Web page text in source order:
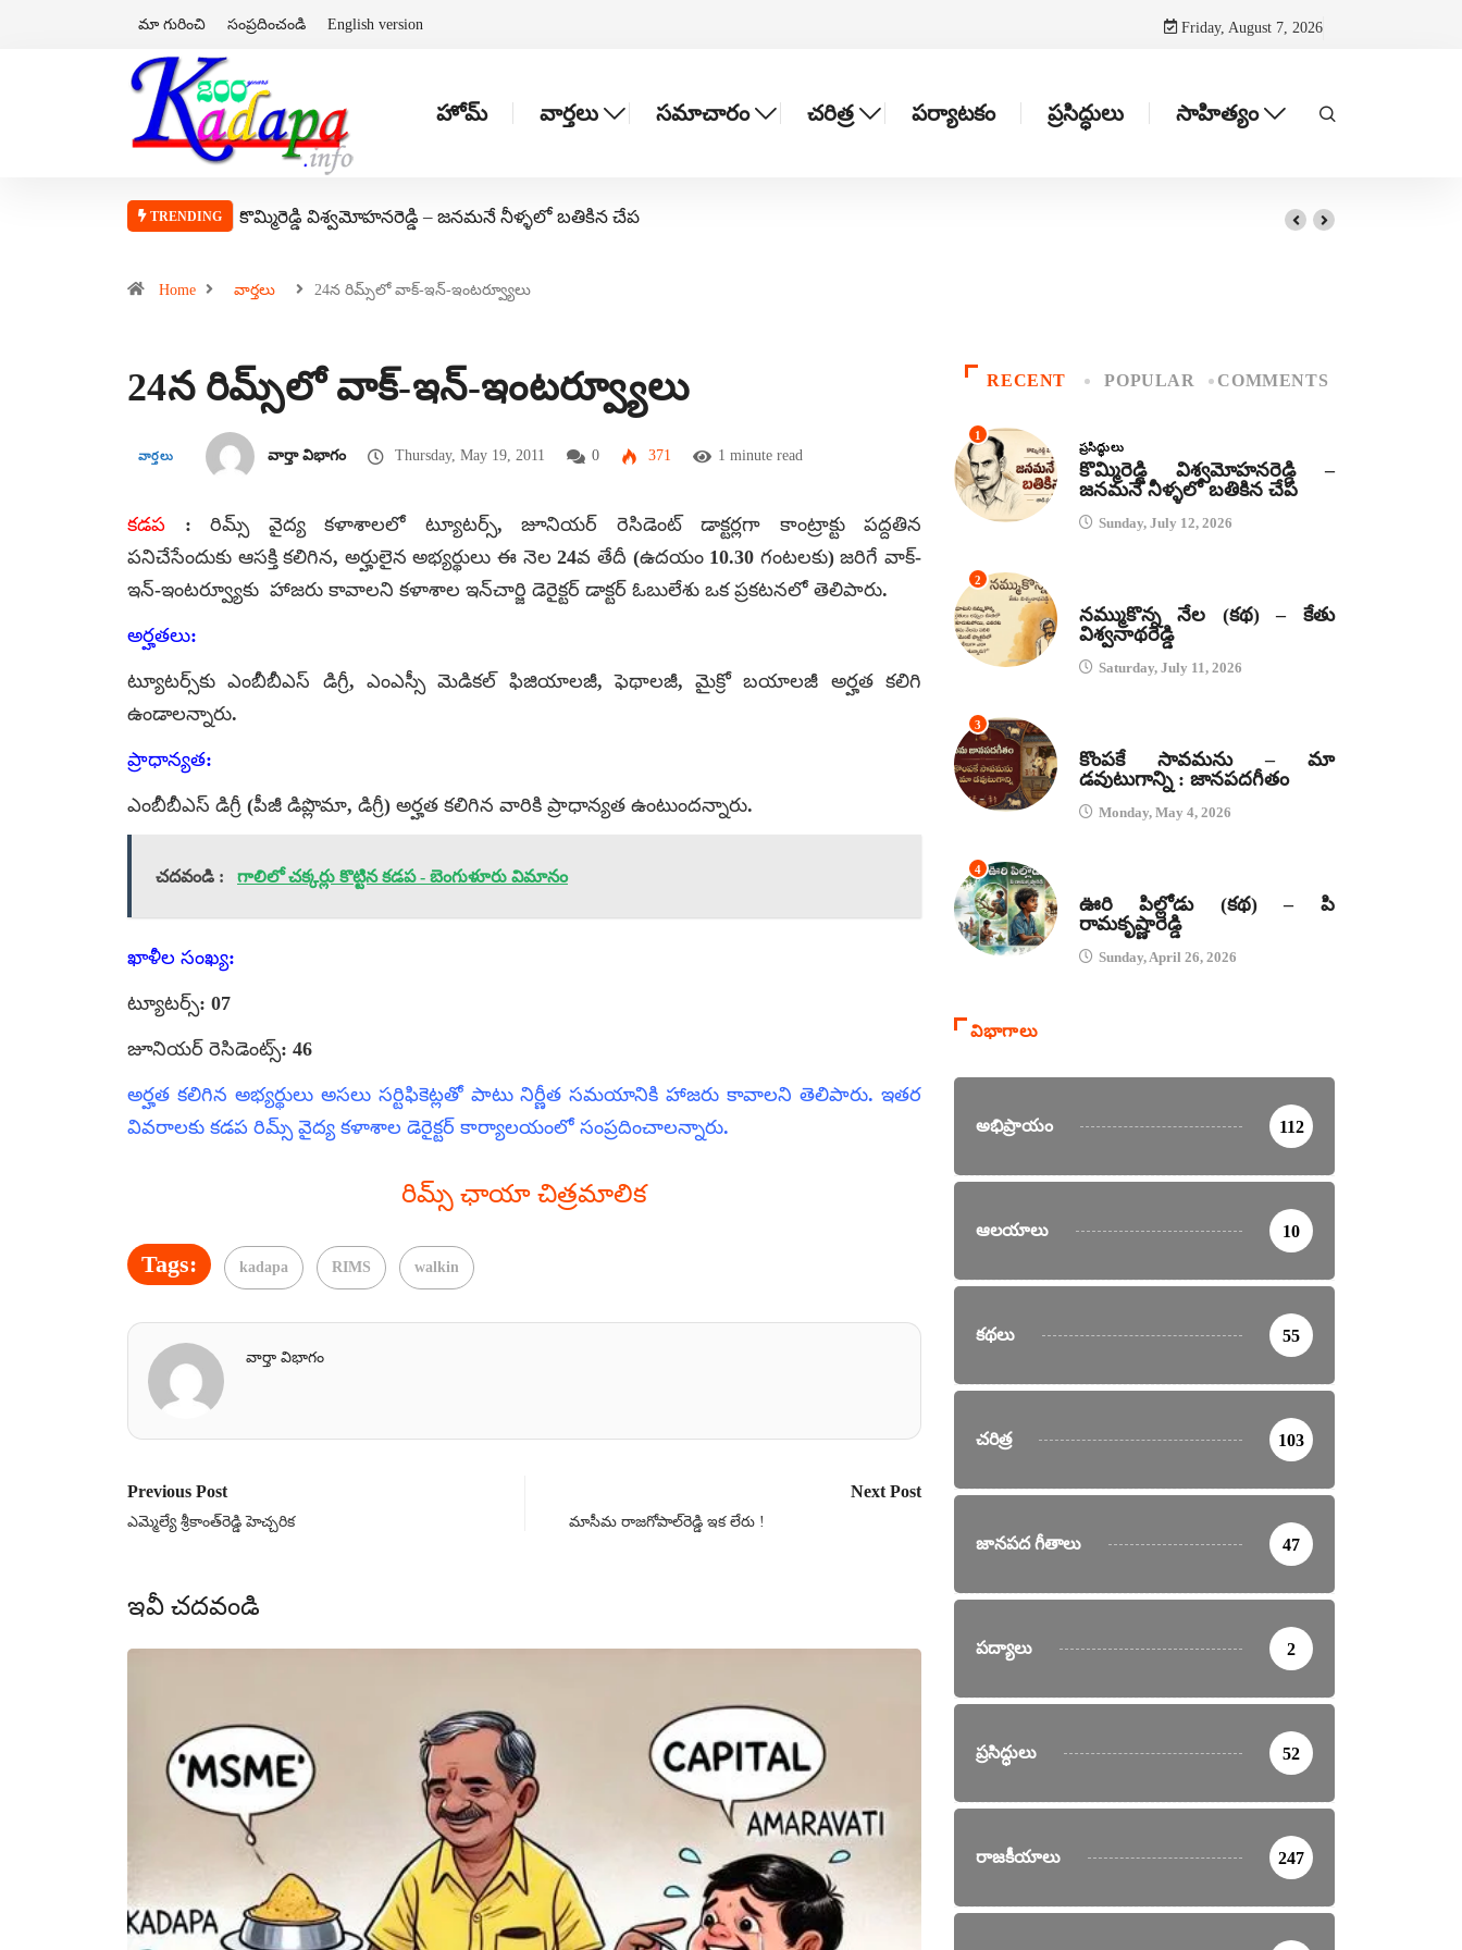
మా గురించి సంప్రదించండి English version Friday, August 7, 2026
హోమ్ వార్తలు సమాచారం చరిత్ర పర్యాటకం ప్రసిద్ధులు సాహిత్యం
TRENDING కొమ్మిరెడ్డి విశ్వమోహనరెడ్డి – జనమనే నీళ్ళలో బతికిన చేప
Home వార్తలు 24న రిమ్స్‌లో వాక్-ఇన్-ఇంటర్వ్యూలు
24న రిమ్స్‌లో వాక్-ఇన్-ఇంటర్వ్యూలు
వార్తలు వార్తా విభాగం Thursday, May 19, 2011 0 371 1 minute read
కడప : రిమ్స్ వైద్య కళాశాలలో ట్యూటర్స్, జూనియర్ రెసిడెంట్ డాక్టర్లగా కాంట్రాక్టు పద్దతిన
పనిచేసేందుకు ఆసక్తి కలిగిన, అర్హులైన అభ్యర్థులు ఈ నెల 24వ తేదీ (ఉదయం 10.30 గంటలకు) జరిగే వాక్-
ఇన్-ఇంటర్వ్యూకు హాజరు కావాలని కళాశాల ఇన్‌చార్జి డెరైక్టర్ డాక్టర్ ఓబులేశు ఒక ప్రకటనలో తెలిపారు.
అర్హతలు:
ట్యూటర్స్‌కు ఎంబీబీఎస్ డిగ్రీ, ఎంఎస్సీ మెడికల్ ఫిజియాలజీ, ఫెథాలజీ, మైక్రో బయాలజీ అర్హత కలిగి
ఉండాలన్నారు.
ప్రాధాన్యత:
ఎంబీబీఎస్ డిగ్రీ (పీజీ డిప్లొమా, డిగ్రీ) అర్హత కలిగిన వారికి ప్రాధాన్యత ఉంటుందన్నారు.
చదవండి : గాలిలో చక్కర్లు కొట్టిన కడప - బెంగుళూరు విమానం
ఖాళీల సంఖ్య:
ట్యూటర్స్:‌ 07
జూనియర్ రెసిడెంట్స్:‌ 46
అర్హత కలిగిన అభ్యర్థులు అసలు సర్టిఫికెట్లతో పాటు నిర్ణీత సమయానికి హాజరు కావాలని తెలిపారు. ఇతర
వివరాలకు కడప రిమ్స్ వైద్య కళాశాల డెరైక్టర్ కార్యాలయంలో సంప్రదించాలన్నారు.
రిమ్స్ ఛాయా చిత్రమాలిక
Tags: kadapa RIMS walkin
వార్తా విభాగం
Previous Post
ఎమ్మెల్యే శ్రీకాంత్‌రెడ్డి హెచ్చరిక
Next Post
మాసీమ రాజగోపాల్‌రెడ్డి ఇక లేరు !
ఇవీ చదవండి
RECENT POPULAR COMMENTS
1
ప్రసిద్ధులు
కొమ్మిరెడ్డి విశ్వమోహనరెడ్డి –
జనమనే నీళ్ళలో బతికిన చేప
Sunday, July 12, 2026
2
నమ్ముకొన్న నేల (కథ) – కేతు
విశ్వనాథరెడ్డి
Saturday, July 11, 2026
3
కొంపకే సావమను – మా
డవుటుగాన్ని : జానపదగీతం
Monday, May 4, 2026
4
ఊరి పిల్లోడు (కథ) – పి
రామకృష్ణారెడ్డి
Sunday, April 26, 2026
విభాగాలు
అభిప్రాయం 112
ఆలయాలు 10
కథలు 55
చరిత్ర 103
జానపద గీతాలు 47
పద్యాలు 2
ప్రసిద్ధులు 52
రాజకీయాలు 247